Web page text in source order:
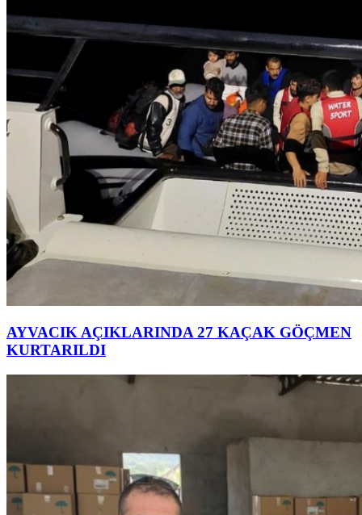
AYVACIK AÇIKLARINDA 27 KAÇAK GÖÇMEN
KURTARILDI